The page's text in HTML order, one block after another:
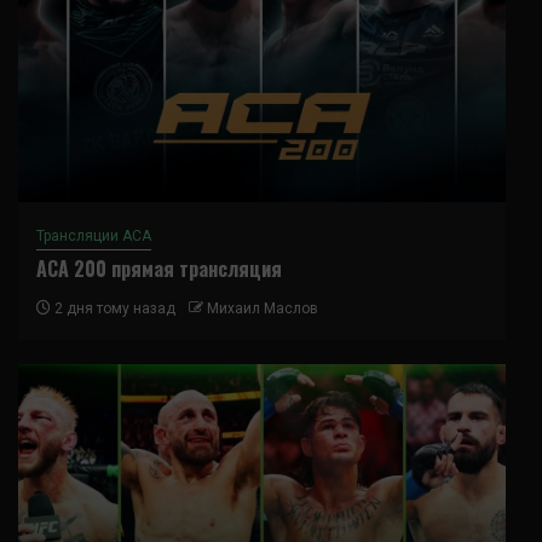
Трансляции ACA
ACA 200 прямая трансляция
2 дня тому назад Михаил Маслов